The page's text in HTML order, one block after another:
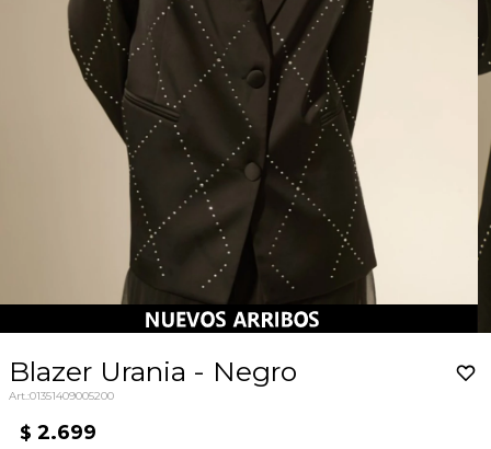
Blazer Urania - Negro
01351409005200
$ 2.699